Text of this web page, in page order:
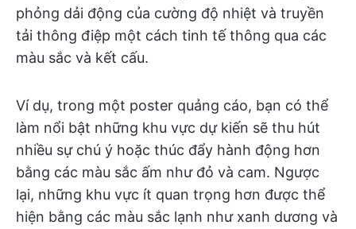
phỏng dải động của cường độ nhiệt và truyền
tải thông điệp một cách tinh tế thông qua các
màu sắc và kết cấu.
Ví dụ, trong một poster quảng cáo, bạn có thể
làm nổi bật những khu vực dự kiến sẽ thu hút
nhiều sự chú ý hoặc thúc đẩy hành động hơn
bằng các màu sắc ấm như đỏ và cam. Ngược
lại, những khu vực ít quan trọng hơn được thể
hiện bằng các màu sắc lạnh như xanh dương và